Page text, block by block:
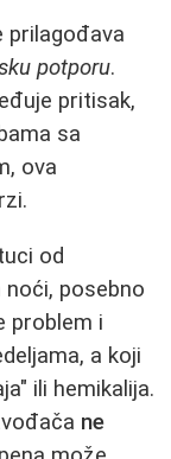
prilagođava
potporu.
pritisak,
sa
ova
od
posebno
problem i
a koji
ili hemikalija.
ne